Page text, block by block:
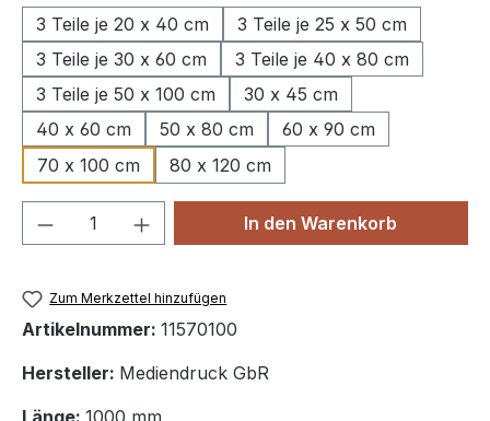
3 Teile je 20 x 40 cm
3 Teile je 25 x 50 cm
3 Teile je 30 x 60 cm
3 Teile je 40 x 80 cm
3 Teile je 50 x 100 cm
30 x 45 cm
40 x 60 cm
50 x 80 cm
60 x 90 cm
70 x 100 cm
80 x 120 cm
Produkt Anzahl: Gib denIn den Warenkorb
Zum Merkzettel hinzufügen
Artikelnummer: 11570100
Hersteller: Mediendruck GbR